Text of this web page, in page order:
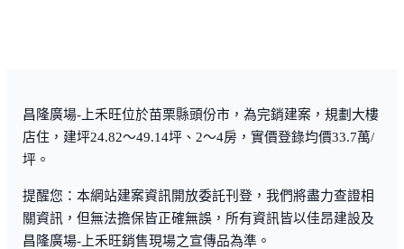
昌隆廣場-上禾旺位於苗栗縣頭份市，為完銷建案，規劃大樓
店住，建坪24.82～49.14坪、2～4房，實價登錄均價33.7萬/
坪。
提醒您：本網站建案資訊開放委託刊登，我們將盡力查證相
關資訊，但無法擔保皆正確無誤，所有資訊皆以佳昂建設及
昌隆廣場-上禾旺銷售現場之宣傳品為準。